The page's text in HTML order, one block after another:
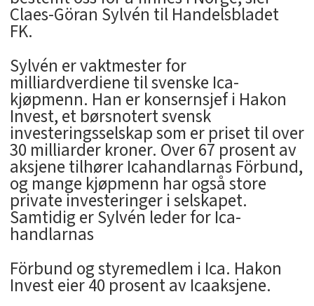
Claes-Göran Sylvén til Handelsbladet
FK.
Sylvén er vaktmester for
milliardverdiene til svenske Ica-
kjøpmenn. Han er konsernsjef i Hakon
Invest, et børsnotert svensk
investeringsselskap som er priset til over
30 milliarder kroner. Over 67 prosent av
aksjene tilhører Icahandlarnas Förbund,
og mange kjøpmenn har også store
private investeringer i selskapet.
Samtidig er Sylvén leder for Ica-
handlarnas
Förbund og styremedlem i Ica. Hakon
Invest eier 40 prosent av Icaaksjene.